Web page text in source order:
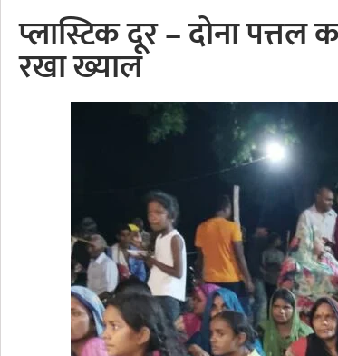
प्लास्टिक दूर – दोना पत्तल
रखा ख्याल